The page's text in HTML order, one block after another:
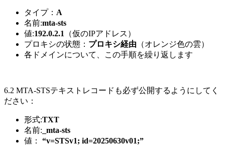
タイプ： A
名前:mta-sts
値:192.0.2.1
（仮のIPアドレス）
プロキシの状態： プロキシ経由 （オレンジ色の雲）
各ドメインについて、この手順を繰り返します
6.2 MTA-STSテキストレコードも必ず公開するようにしてく
ださい：
形式:TXT
名前: _mta-sts
値： “v=STSv1; id=20250630v01;”